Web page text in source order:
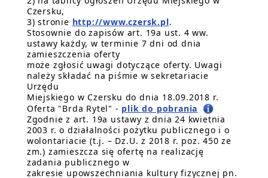
Czersku,
3) stronie http://www.czersk.pl.
Stosownie do zapisów art. 19a ust. 4 ww.
ustawy każdy, w terminie 7 dni od dnia
zamieszczenia oferty
może zgłosić uwagi dotyczące oferty. Uwagi
należy składać na piśmie w sekretariacie
Urzędu
Miejskiego w Czersku do dnia 18.09.2018 r.
Oferta "Brda Rytel" - plik do pobrania
Zgodnie z art. 19a ustawy z dnia 24 kwietnia
2003 r. o działalności pożytku publicznego i o
wolontariacie (t.j. – Dz.U. z 2018 r. poz. 450 ze
zm.) zamieszcza się ofertę na realizację
zadania publicznego w
zakresie upowszechniania kultury fizycznej pn.